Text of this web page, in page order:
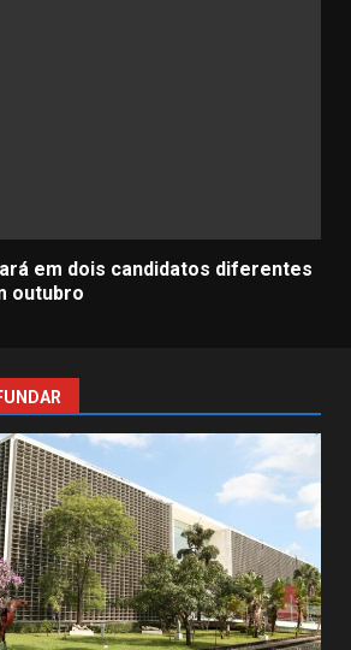
em dois candidatos diferentes
outubro